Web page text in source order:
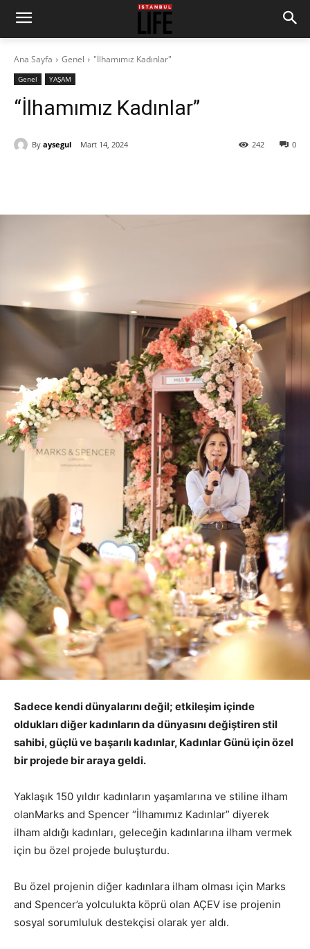
Ana Sayfa Genel "İlhamımız Kadınlar"
Genel YAŞAM
“İlhamımız Kadınlar”
By aysegul Mart 14, 2024 0
242
Sadece kendi dünyalarını değil; etkileşim içinde
oldukları diğer kadınların da dünyasını değiştiren stil
sahibi, güçlü ve başarılı kadınlar, Kadınlar Günü için özel
bir projede bir araya geldi.
Yaklaşık 150 yıldır kadınların yaşamlarına ve stiline ilham
olanMarks and Spencer “İlhamımız Kadınlar” diyerek
ilham aldığı kadınları, geleceğin kadınlarına ilham vermek
için bu özel projede buluşturdu.
Bu özel projenin diğer kadınlara ilham olması için Marks
and Spencer’a yolculukta köprü olan AÇEV ise projenin
sosyal sorumluluk destekçisi olarak yer aldı.